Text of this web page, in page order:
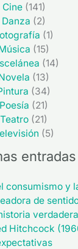
Cine(141)
Danza (2)
(1)
(15)
(14)
(13)
(34)
Poesía (21)
Teatro (21)
(5)
entradas
consumismo y
de
Hitchcock